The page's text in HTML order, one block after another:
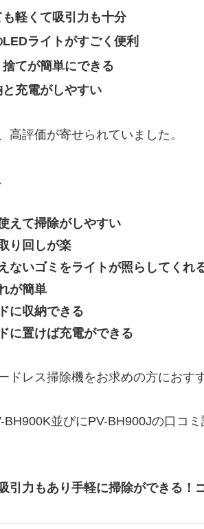
も軽くて吸引力も十分
ライトがすごく便利
捨てが簡単にできる
と充電がしやすい
高評価が寄せられていました。
えて掃除がしやすい
り回しが楽
ないゴミをライトが照らしてくれ
が簡単
に収納できる
に置けば充電ができる
ドレス掃除機をお求めの方におす
BH900K並びにPV-BH900Jの口コ
引力もあり手軽に掃除ができる！